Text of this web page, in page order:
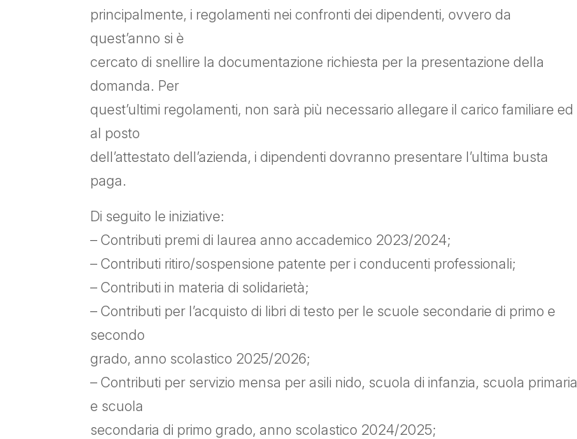
principalmente, i regolamenti nei confronti dei dipendenti, ovvero da
quest’anno si è
cercato di snellire la documentazione richiesta per la presentazione della
domanda. Per
quest’ultimi regolamenti, non sarà più necessario allegare il carico familiare ed
al posto
dell’attestato dell’azienda, i dipendenti dovranno presentare l’ultima busta
paga.
Di seguito le iniziative:
– Contributi premi di laurea anno accademico 2023/2024;
– Contributi ritiro/sospensione patente per i conducenti professionali;
– Contributi in materia di solidarietà;
– Contributi per l’acquisto di libri di testo per le scuole secondarie di primo e
secondo
grado, anno scolastico 2025/2026;
– Contributi per servizio mensa per asili nido, scuola di infanzia, scuola primaria
e scuola
secondaria di primo grado, anno scolastico 2024/2025;